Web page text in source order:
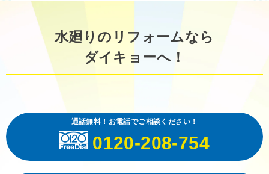
水廻りのリフォームなら
ダイキョーへ！
通話無料！お電話でご相談ください！
0120-208-754